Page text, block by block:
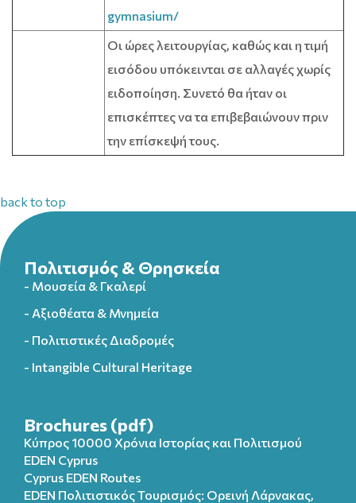
gymnasium/
Οι ώρες λειτουργίας, καθώς και η τιμή
εισόδου υπόκεινται σε αλλαγές χωρίς
ειδοποίηση. Συνετό θα ήταν οι
επισκέπτες να τα επιβεβαιώνουν πριν
την επίσκεψή τους.
back to top
Πολιτισμός & Θρησκεία
- Μουσεία & Γκαλερί
- Αξιοθέατα & Μνημεία
- Πολιτιστικές Διαδρομές
- Intangible Cultural Heritage
Brochures (pdf)
Κύπρος 10000 Χρόνια Ιστορίας και Πολιτισμού
EDEN Cyprus
Cyprus EDEN Routes
EDEN Πολιτιστικός Τουρισμός: Ορεινή Λάρνακας,